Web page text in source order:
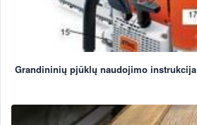
Grandininių pjūklų naudojimo instrukcija